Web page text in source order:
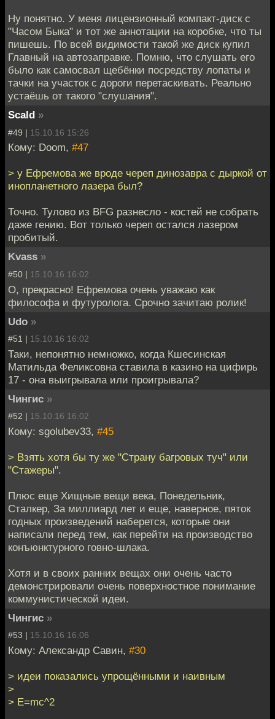
Ну понятно. У меня лицензионный компакт-диск с
"Часом Быка" и тот же аннотации на коробке, что ты
пишешь. По всей видимости такой же диск купил
Главный на автозаправке. Помню, что слушать его
было как самосвал щебёнки посредству лопаты и
тачки на участок с дороги перетаскивать. Реально
устаёшь от такого "слушания".
Scald »
#49 | 15.10.16 15:26
Кому: Doom, #47
> у Ефремова же вроде череп динозавра с дыркой от
инопланетного лазера был?
Точно. Тулово из BFG разнесло - костей не собрать
даже гению. Вот только череп остался лазером
пробитый.
Kvass »
#50 | 15.10.16 16:02
О, прекрасно! Ефремова очень уважаю как
философа и футуролога. Срочно зачитаю ролик!
Udo »
#51 | 15.10.16 16:02
Таки, непонятно немножко, когда Кшесинская
Матильда Феликсовна ставила в казино на цифирь
17 - она выигрывала или проигрывала?
Чингиc »
#52 | 15.10.16 16:02
Кому: sgolubev33, #45
> Взять хотя бы ту же "Страну багровых туч" или
"Стажеры".
Плюс еще Хищные вещи века, Понедельник,
Сталкер, За миллиард лет и еще, наверное, пяток
годных произведений наберется, которые они
написали перед тем, как перейти на производство
конъюнктурного говно-шлака.
Хотя и в своих ранних вещах они очень часто
демонстрировали очень поверхностное понимание
коммунистической идеи.
Чингиc »
#53 | 15.10.16 16:06
Кому: Александр Савин, #30
> идеи показались упрощёнными и наивным
>
> Е=mc^2